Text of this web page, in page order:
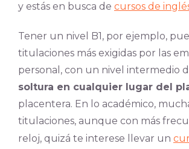
y estás en busca de cursos de
Tener un nivel B1, por ejemplo,
titulaciones más exigidas por las
personal, con un nivel intermedio
soltura en cualquier lugar del
placentera. En lo académico,
titulaciones, aunque con más
reloj, quizá te interese llevar un